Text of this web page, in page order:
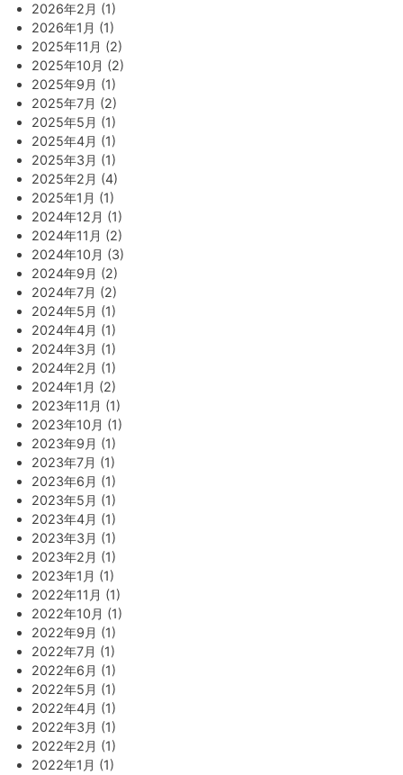
2026年2月 (1)
2026年1月 (1)
2025年11月 (2)
2025年10月 (2)
2025年9月 (1)
2025年7月 (2)
2025年5月 (1)
2025年4月 (1)
2025年3月 (1)
2025年2月 (4)
2025年1月 (1)
2024年12月 (1)
2024年11月 (2)
2024年10月 (3)
2024年9月 (2)
2024年7月 (2)
2024年5月 (1)
2024年4月 (1)
2024年3月 (1)
2024年2月 (1)
2024年1月 (2)
2023年11月 (1)
2023年10月 (1)
2023年9月 (1)
2023年7月 (1)
2023年6月 (1)
2023年5月 (1)
2023年4月 (1)
2023年3月 (1)
2023年2月 (1)
2023年1月 (1)
2022年11月 (1)
2022年10月 (1)
2022年9月 (1)
2022年7月 (1)
2022年6月 (1)
2022年5月 (1)
2022年4月 (1)
2022年3月 (1)
2022年2月 (1)
2022年1月 (1)